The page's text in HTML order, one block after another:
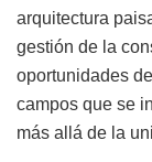
arquitectura
gestión de la
oportunidades
campos que se
más allá de la